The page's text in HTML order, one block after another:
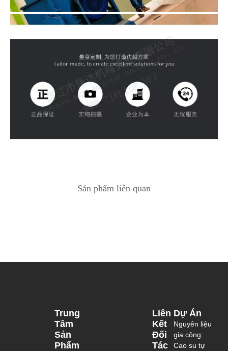
Sản phẩm liên quan
Liên
Kết
Đối
Tác
Trung
Tâm
Sản
Phẩm
Dự Án
Nguyên liệu
gia công:
Cao su tự